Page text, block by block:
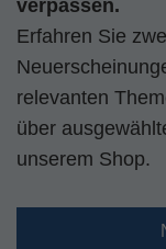
verpassen.
Erfahren Sie
relevanten
über
unserem Shop.